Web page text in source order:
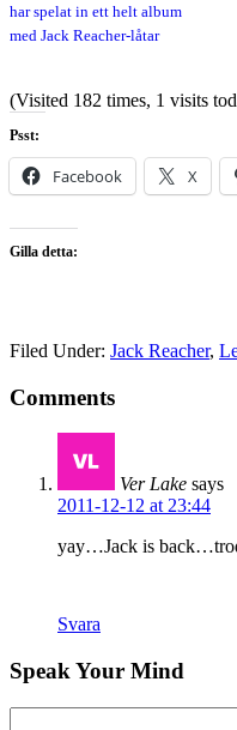
har spelat in ett helt album
med Jack Reacher-låtar
(Visited 182 times, 1 visits
Psst:
Facebook X
Gilla detta:
Filed Under: Jack Reacher,
Comments
Ver Lake says
2011-12-12 at 23:44
yay…Jack is
Svara
Speak Your Mind